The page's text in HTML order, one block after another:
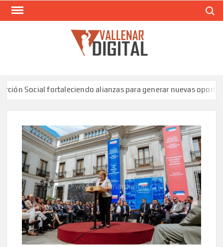
Saltar
Social fortaleciendo alianzas para generar nuevas